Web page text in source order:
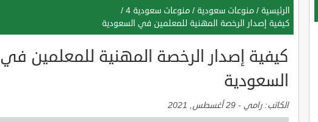
الرئيسية / منوعات سعودية / منوعات سعودية 4
/
كيفية إصدار الرخصة المهنية للمعلمين في السعودية
كيفية إصدار الرخصة المهنية للمعلمين في
السعودية
الكاتب: رامي - 29 أغسطس, 2021